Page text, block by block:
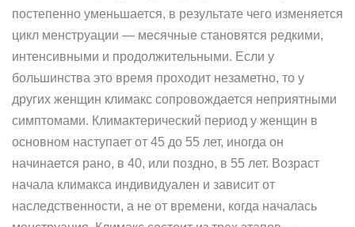
постепенно уменьшается, в результате чего изменяется
цикл менструации — месячные становятся редкими,
интенсивными и продолжительными. Если у
большинства это время проходит незаметно, то у
других женщин климакс сопровождается неприятными
симптомами. Климактерический период у женщин в
основном наступает от 45 до 55 лет, иногда он
начинается рано, в 40, или поздно, в 55 лет. Возраст
начала климакса индивидуален и зависит от
наследственности, а не от времени, когда началась